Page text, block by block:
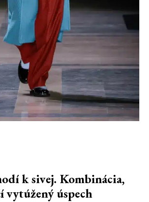
k sivej. Kombinácia,
vytúžený úspech